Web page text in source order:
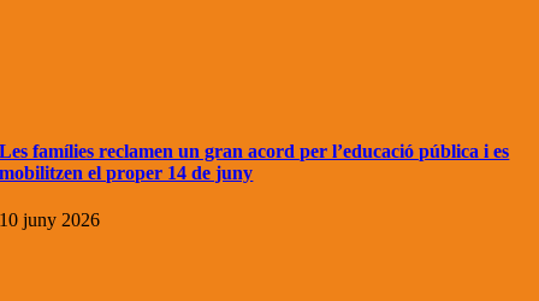
Les famílies reclamen un gran acord per l’educació pública i es
mobilitzen el proper 14 de juny
10 juny 2026